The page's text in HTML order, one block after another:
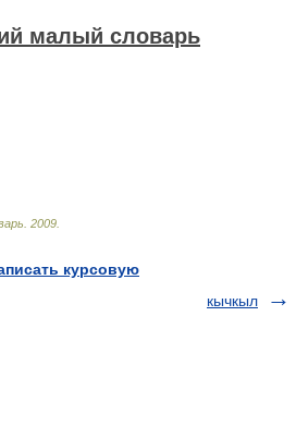
малый словарь
2009
курсовую
кычкыл